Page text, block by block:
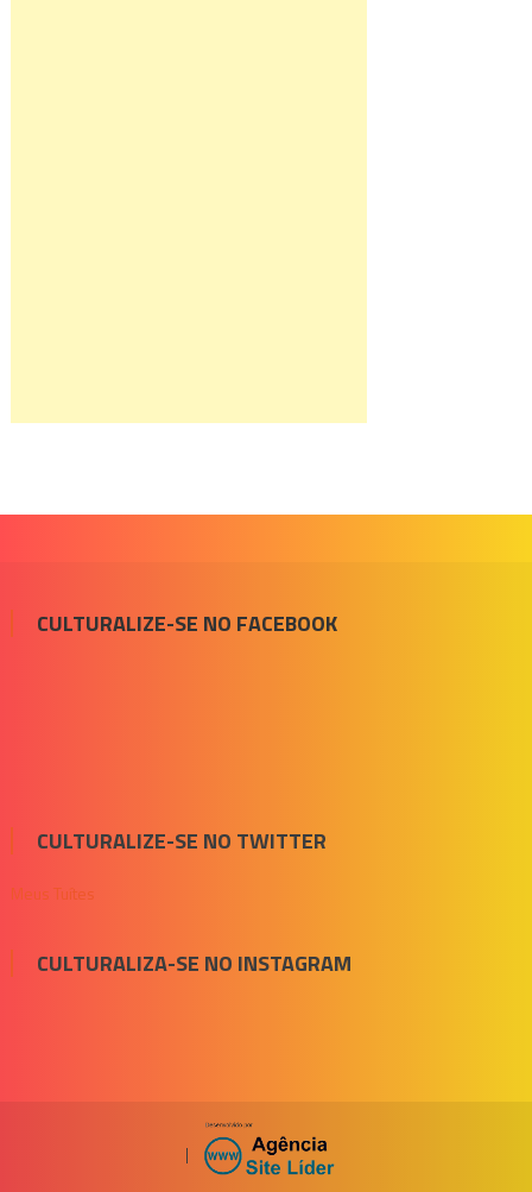
CULTURALIZE-SE NO FACEBOOK
CULTURALIZE-SE NO TWITTER
Meus Tuítes
CULTURALIZA-SE NO INSTAGRAM
|